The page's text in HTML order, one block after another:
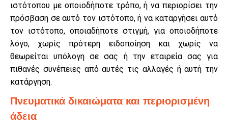
ιστότοπου με οποιοδήποτε τρόπο, ή να περιορίσει την
πρόσβαση σε αυτό τον ιστότοπο, ή να καταργήσει αυτό
τον ιστότοπο, οποιαδήποτε στιγμή, για οποιοδήποτε
λόγο, χωρίς πρότερη ειδοποίηση και χωρίς να
θεωρείται υπόλογη σε σας ή την εταιρεία σας για
πιθανές συνέπειες από αυτές τις αλλαγές ή αυτή την
κατάργηση.
Πνευματικά δικαιώματα και περιορισμένη
άδεια